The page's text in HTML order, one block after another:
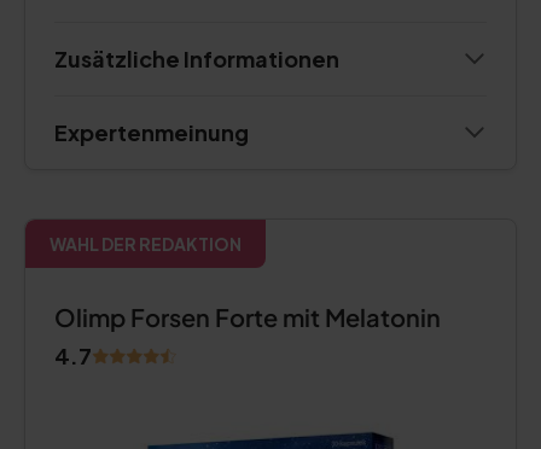
Zusätzliche Informationen
Expertenmeinung
WAHL DER REDAKTION
Olimp Forsen Forte mit Melatonin
4.7